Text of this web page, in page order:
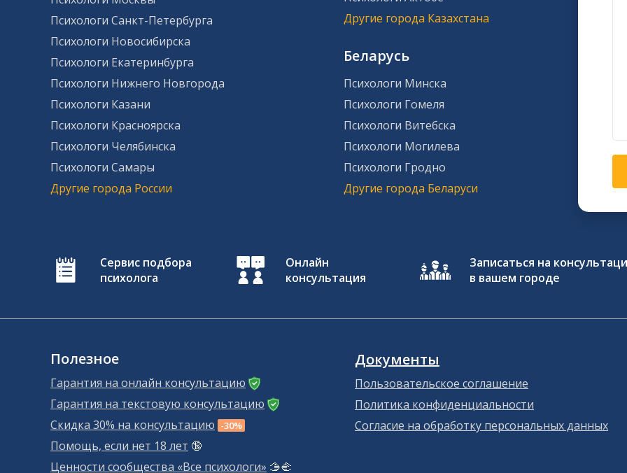
Психологи Санкт-Петербурга
Психологи Новосибирска
Психологи Екатеринбурга
Психологи Нижнего Новгорода
Психологи Казани
Психологи Красноярска
Психологи Челябинска
Психологи Самары
Другие города России
Другие города Казахстана
Беларусь
Психологи Минска
Психологи Гомеля
Психологи Витебска
Психологи Могилева
Психологи Гродно
Другие города Беларуси
Сервис подбора
психолога
Онлайн
консультация
Записаться на
в вашем городе
Полезное
Гарантия на онлайн консультацию
Гарантия на текстовую консультацию
Скидка 30% на консультацию -30%
Помощь, если нет 18 лет 🔞
Ценности сообщества «Все психологи» 🫱‍🫲
Документы
Пользовательское соглашение
Политика конфиденциальности
Согласие на обработку персональных данных